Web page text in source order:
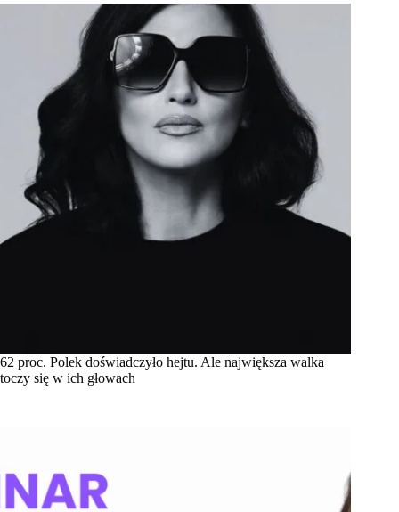
62 proc. Polek doświadczyło hejtu. Ale największa walka
toczy się w ich głowach